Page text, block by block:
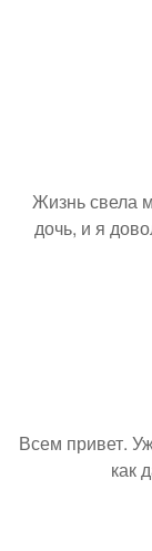
Жизнь свела
дочь, и я
Всем привет.
как